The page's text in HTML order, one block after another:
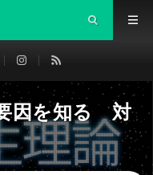
因を知る 対